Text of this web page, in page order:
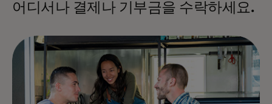
어디서나 결제나 기부금을 수락하세요.